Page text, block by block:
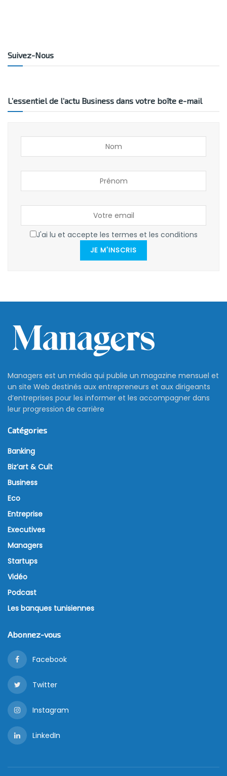
Suivez-Nous
L’essentiel de l’actu Business dans votre boîte e-mail
J'ai lu et accepte les termes et les conditions
JE M'INSCRIS
Managers est un média qui publie un magazine mensuel et
un site Web destinés aux entrepreneurs et aux dirigeants
d’entreprises pour les informer et les accompagner dans
leur progression de carrière
Catégories
Banking
Biz’art & Cult
Business
Eco
Entreprise
Executives
Managers
Startups
Vidéo
Podcast
Les banques tunisiennes
Abonnez-vous
Facebook
Twitter
Instagram
LinkedIn